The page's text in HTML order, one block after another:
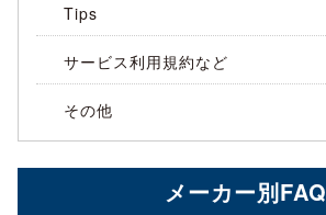
Tips
サービス利用規約など
その他
メーカー別FAQ